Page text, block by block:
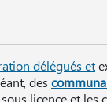
délégués et
des